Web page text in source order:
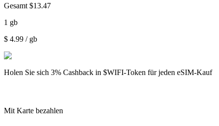
Gesamt $13.47
1 gb
$ 4.99 / gb
Holen Sie sich 3% Cashback in $WIFI-Token für jeden eSIM-Kauf
Mit Karte bezahlen